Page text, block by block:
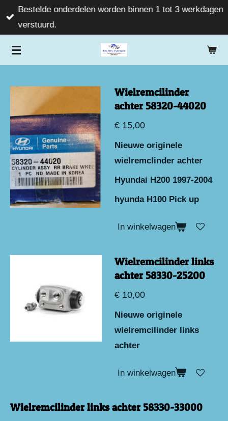
Ga
direct
de
Bestelde onderdelen worden binnen 1 tot 3 werkdagen
verstuurd.
Wielremcilinder
achter 58320-44020
€ 15,00
Nieuwe originele
wielremclinder achter
Hyundai H200 1997-2004
hyunda H100 Pick up
In winkelwagen
Wielremcilinder links
achter 58330-25200
€ 10,00
Nieuwe originele
wielremcilinder links
achter
In winkelwagen
Wielremcilinder links achter 58330-33000